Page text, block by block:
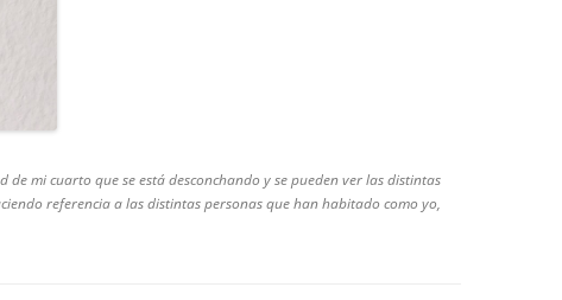
mi cuarto que se está desconchando y se pueden ver las distintas
referencia a las distintas personas que han habitado como yo,